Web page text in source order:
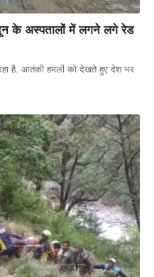
के अस्पतालों में लगने लगे रेड
है. आतंकी हमलों को देखते हुए देश भर